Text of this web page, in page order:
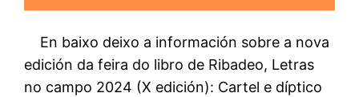
En baixo deixo a información sobre a nova
edición da feira do libro de Ribadeo, Letras
no campo 2024 (X edición): Cartel e díptico